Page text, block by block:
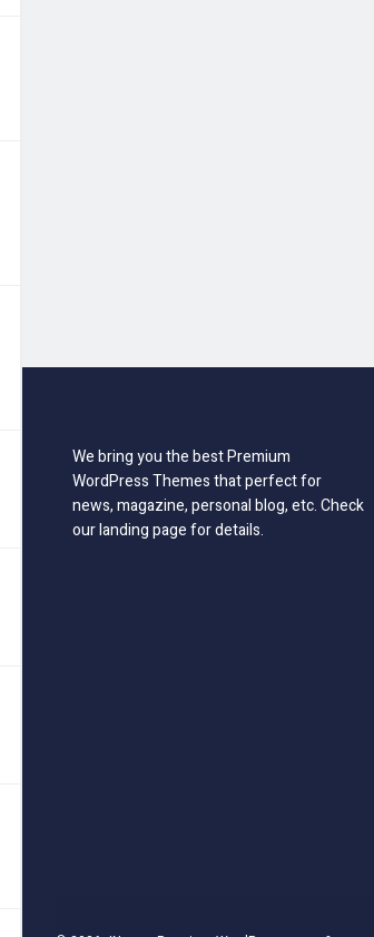
We bring you the best Premium
WordPress Themes that perfect for
news, magazine, personal blog, etc. Check
our landing page for details.